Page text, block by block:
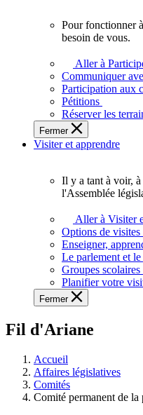
plein
potentiel,
l'Assemblée
a
besoin
de
Pour fonctionner
besoin de vous.
Aller à
Communiquer
Participation aux
Pétitions
Réserver les
Fermer
Visiter et apprendre
voir,
apprendre
et
à
à
législative.
Il y a tant à voir,
l'Assemblée
Aller à Visiter
Options de
Enseigner,
Le parlement et
Groupes scolaires
Planifier votre
Fermer
Fil d'Ariane
Accueil
Affaires législatives
Comités
Comité permanent de